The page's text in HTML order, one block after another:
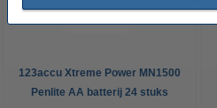
123accu Xtreme Power MN1500
Penlite AA batterij 24 stuks